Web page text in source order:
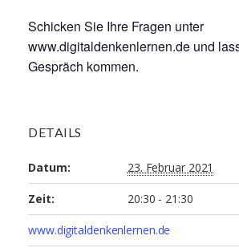
Schicken Sie Ihre Fragen unter
www.digitaldenkenlernen.de und
Gespräch kommen.
DETAILS
Datum: 23. Februar 2021
Zeit: 20:30 - 21:30
www.digitaldenkenlernen.de